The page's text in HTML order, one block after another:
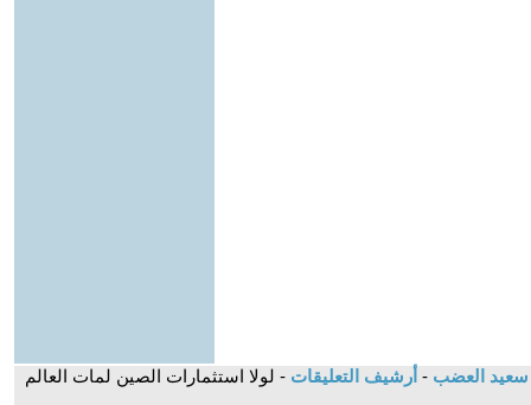
سعيد العضب - أرشيف التعليقات - لولا استثمارات الصين لمات العالم